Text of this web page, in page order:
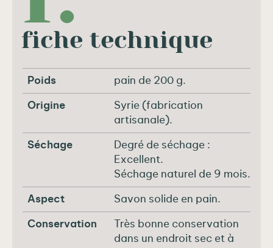
fiche technique
Poids pain de 200 g.
Origine
Syrie (fabrication
artisanale).
Séchage
Degré de séchage :
Excellent.
Séchage naturel de 9 mois.
Aspect Savon solide en pain.
Conservation
Très bonne conservation
dans un endroit sec et à